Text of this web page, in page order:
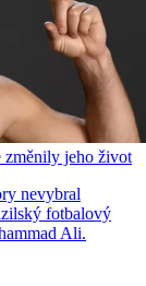
změnily jeho život
nevybral
fotbalový
Ali.